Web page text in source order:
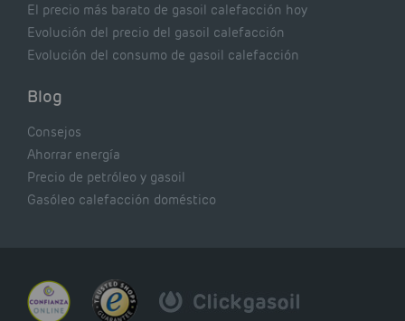
El precio más barato de gasoil calefacción hoy
Evolución del precio del gasoil calefacción
Evolución del consumo de gasoil calefacción
Blog
Consejos
Ahorrar energía
Precio de petróleo y gasoil
Gasóleo calefacción doméstico